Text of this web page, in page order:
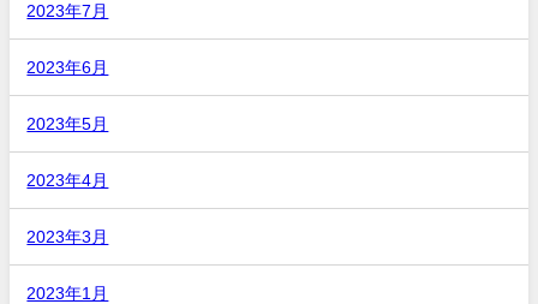
2023年7月
2023年6月
2023年5月
2023年4月
2023年3月
2023年1月